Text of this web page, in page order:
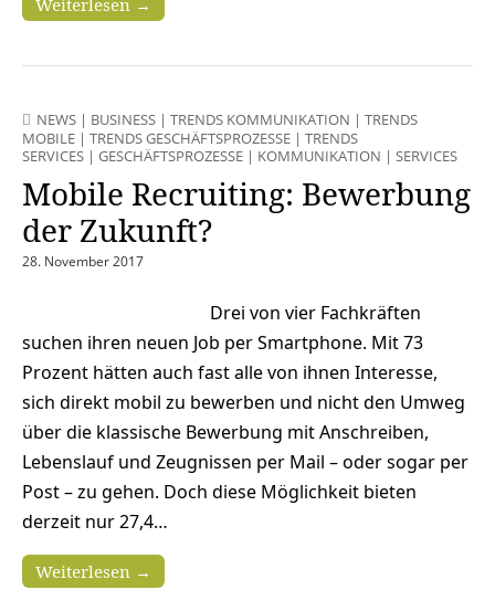
NEWS | BUSINESS | TRENDS KOMMUNIKATION | TRENDS
MOBILE | TRENDS GESCHÄFTSPROZESSE | TRENDS
SERVICES | GESCHÄFTSPROZESSE | KOMMUNIKATION | SERVICES
Mobile Recruiting: Bewerbung
der Zukunft?
28. November 2017
Drei von vier Fachkräften
suchen ihren neuen Job per Smartphone. Mit 73
Prozent hätten auch fast alle von ihnen Interesse,
sich direkt mobil zu bewerben und nicht den Umweg
über die klassische Bewerbung mit Anschreiben,
Lebenslauf und Zeugnissen per Mail – oder sogar per
Post – zu gehen. Doch diese Möglichkeit bieten
derzeit nur 27,4…
Weiterlesen →